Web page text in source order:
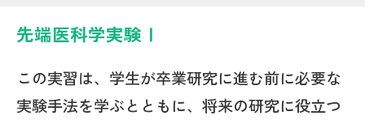
先端医科学実験Ⅰ
この実習は、学生が卒業研究に進む前に必要な
実験手法を学ぶとともに、将来の研究に役立つ